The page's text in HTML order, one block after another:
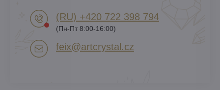
(RU) +420 722 398 794​
(Пн-Пт 8:00-16:00)
feix​@artcrystal​.cz